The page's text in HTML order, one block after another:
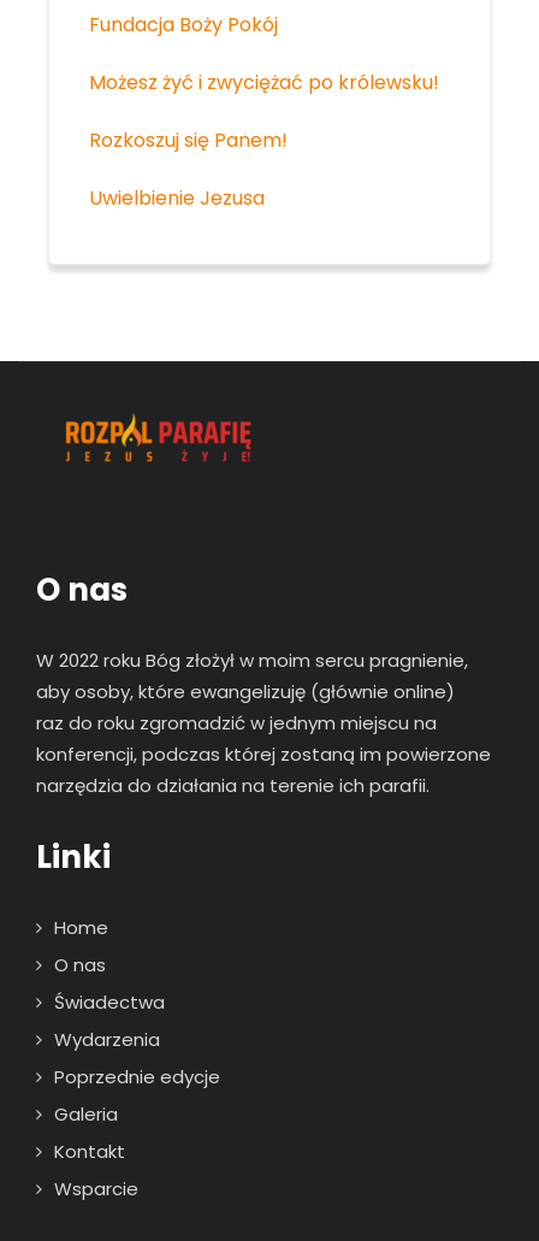
Fundacja Boży Pokój
Możesz żyć i zwyciężać po królewsku!
Rozkoszuj się Panem!
Uwielbienie Jezusa
O nas
W 2022 roku Bóg złożył w moim sercu pragnienie,
aby osoby, które ewangelizuję (głównie online)
raz do roku zgromadzić w jednym miejscu na
konferencji, podczas której zostaną im powierzone
narzędzia do działania na terenie ich parafii.
Linki
Home
O nas
Świadectwa
Wydarzenia
Poprzednie edycje
Galeria
Kontakt
Wsparcie